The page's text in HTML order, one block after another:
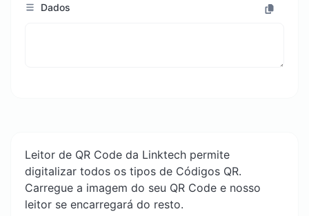
Dados
Leitor de QR Code da Linktech permite
digitalizar todos os tipos de Códigos QR.
Carregue a imagem do seu QR Code e nosso
leitor se encarregará do resto.